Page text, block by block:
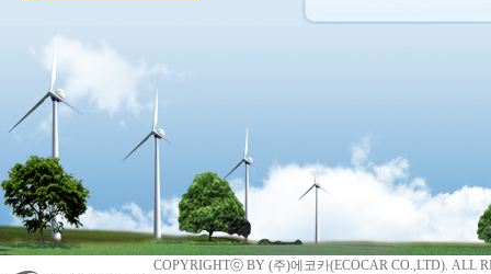
COPYRIGHTⓒ BY (주)에코카(ECOCAR CO.,LTD). ALL